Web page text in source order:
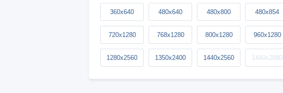
360x640 480x640 480x800 480x854
720x1280 768x1280 800x1280 960x1280
1280x2560 1350x2400 1440x2560 1440x2880